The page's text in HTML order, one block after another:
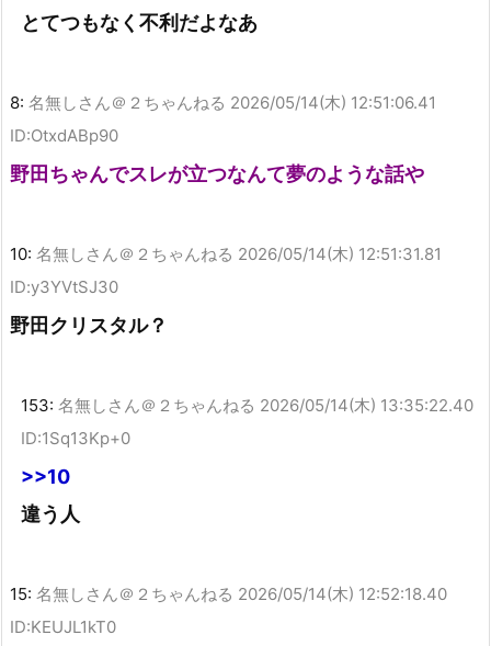
とてつもなく不利だよなあ
8: 名無しさん＠２ちゃんねる 2026/05/14(木) 12:51:06.41
ID:OtxdABp90
野田ちゃんでスレが立つなんて夢のような話や
10: 名無しさん＠２ちゃんねる 2026/05/14(木) 12:51:31.81
ID:y3YVtSJ30
野田クリスタル？
153: 名無しさん＠２ちゃんねる 2026/05/14(木) 13:35:22.40
ID:1Sq13Kp+0
>>10
違う人
15: 名無しさん＠２ちゃんねる 2026/05/14(木) 12:52:18.40
ID:KEUJL1kT0